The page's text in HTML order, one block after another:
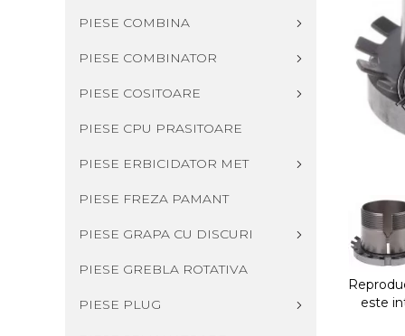
PIESE COMBINA
PIESE COMBINATOR
PIESE COSITOARE
PIESE CPU PRASITOARE
PIESE ERBICIDATOR MET
PIESE FREZA PAMANT
PIESE GRAPA CU DISCURI
PIESE GREBLA ROTATIVA
PIESE PLUG
este